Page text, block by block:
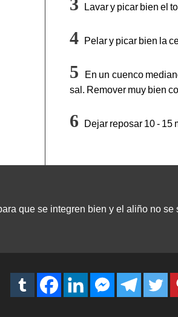
Lavar y picar bien el
Pelar y picar bien la
En un cuenco
sal. Remover muy bien
Dejar reposar 10 - 15
que se integren bien y el aliño no se